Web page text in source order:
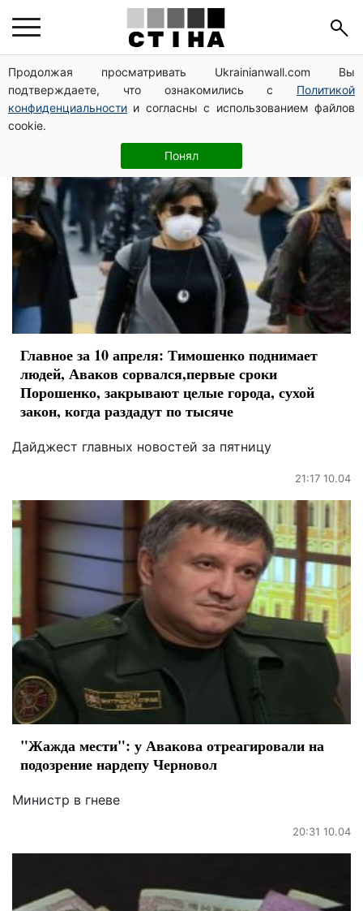
Продолжая просматривать Ukrainianwall.com Вы
подтверждаете, что ознакомились с Политикой
конфиденциальности и согласны с использованием файлов
cookie.
Понял
Арсен Аваков
Главное за 10 апреля: Тимошенко поднимает
людей, Аваков сорвался,первые сроки
Порошенко, закрывают целые города, сухой
закон, когда раздадут по тысяче
Дайджест главных новостей за пятницу
21:17 10.04
"Жажда мести": у Авакова отреагировали на
подозрение нардепу Черновол
Министр в гневе
20:31 10.04